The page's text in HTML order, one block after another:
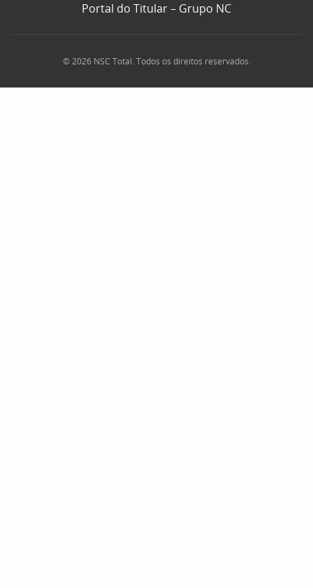
Portal do Titular – Grupo NC
© 2026 NSC Total. Todos os direitos reservados.